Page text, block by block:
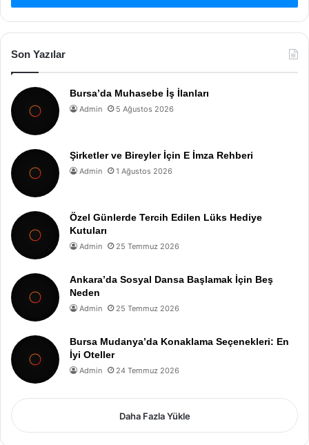
Son Yazılar
Bursa’da Muhasebe İş İlanları
Admin 5 Ağustos 2026
Şirketler ve Bireyler İçin E İmza Rehberi
Admin 1 Ağustos 2026
Özel Günlerde Tercih Edilen Lüks Hediye
Kutuları
Admin 25 Temmuz 2026
Ankara’da Sosyal Dansa Başlamak İçin Beş
Neden
Admin 25 Temmuz 2026
Bursa Mudanya’da Konaklama Seçenekleri: En
İyi Oteller
Admin 24 Temmuz 2026
Daha Fazla Yükle